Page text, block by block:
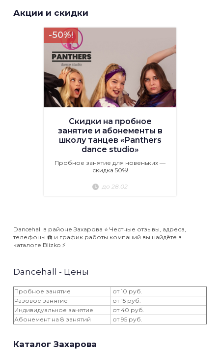
Акции и скидки
-50%!
Скидки на пробное
занятие и абонементы в
школу танцев «Panthers
dance studio»
Пробное занятие для новеньких —
скидка 50%!
до 28.02
Dancehall в районе Захарова ⭐️ Честные отзывы, адреса,
телефоны ☎️ и график работы компаний вы найдёте в
каталоге Blizko ⚡️
Dancehall - Цены
Пробное занятие
от 10 руб.
Разовое занятие
от 15 руб.
Индивидуальное занятие
от 40 руб.
Абонемент на 8 занятий
от 95 руб.
Каталог Захарова